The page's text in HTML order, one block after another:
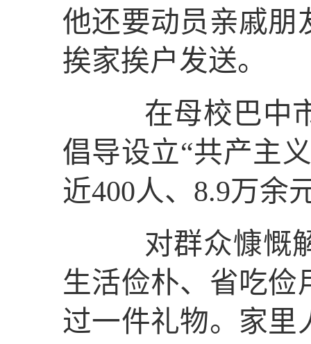
他还要动员亲戚朋
挨家挨户发送。
在母校巴中市
倡导设立“共产主
近400人、8.9万余
对群众慷慨解
生活俭朴、省吃俭
过一件礼物。家里